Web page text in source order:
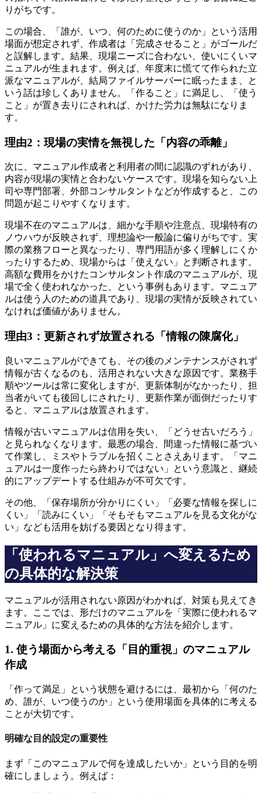
りがちです。
この場合、「誰が、いつ、何のために使うのか」という活用
場面が想定されず、作成者は「完成させること」がゴールだ
と誤解します。結果、現場ニーズに合わない、使いにくいマ
ニュアルが生まれます。例えば、年度末に慌てて作られた立
派なマニュアルが、結局ファイルサーバーに眠ったまま、と
いう話は珍しくありません。「作ること」に満足し、「使う
こと」が置き去りにされれば、かけた労力は無駄になりま
す。
理由2：現場の実情を無視した「内容の乖離」
次に、マニュアル作成者と利用者の間に認識のずれがあり、
内容が現場の実情と合わないケースです。現場を知らない上
司や専門部署、外部コンサルタントなどが作成すると、この
問題が起こりやすくなります。
現場不在のマニュアルは、細かな手順や注意点、現場特有の
ノウハウが反映されず、理想論や一般論に偏りがちです。実
際の業務フローと異なったり、専門用語が多く理解しにくか
ったりするため、現場からは「使えない」と判断されます。
高額な費用をかけたコンサルタント作成のマニュアルが、現
場で全く使われなかった、という事例もあります。マニュア
ルは使う人のための道具であり、現場の実情が反映されてい
なければ価値がありません。
理由3：更新されず放置される「情報の陳腐化」
良いマニュアルができても、その後のメンテナンスがされず
情報が古くなるのも、活用されない大きな原因です。業務手
順やツールは常に変化しますが、更新体制がなかったり、担
当者がいても後回しにされたり、更新作業が面倒だったりす
ると、マニュアルは放置されます。
情報が古いマニュアルは信用を失い、「どうせ古いだろう」
と見られなくなります。最悪の場合、間違った情報に基づい
て作業し、ミスやトラブルを招くことさえあります。「マニ
ュアルは一度作ったら終わりではない」という意識と、継続
的にアップデートする仕組みが不可欠です。
その他、「保存場所が分かりにくい」「必要な情報を探しに
くい」「読みにくい」「そもそもマニュアルを見る文化がな
い」なども活用を妨げる要因となり得ます。
「使われるマニュアル」へ変えるため
の具体的な解決策
マニュアルが活用されない原因がわかれば、対策も見えてき
ます。ここでは、形だけのマニュアルを「実際に使われるマ
ニュアル」に変えるための具体的な方法を紹介します。
1. 使う場面から考える「目的重視」のマニュアル
作成
「作って満足」という状態を避けるには、最初から「何のた
め、誰が、いつ使うのか」という使用場面を具体的に考える
ことが大切です。
明確な目的設定の重要性
まず「このマニュアルで何を達成したいか」という目的を明
確にしましょう。例えば：